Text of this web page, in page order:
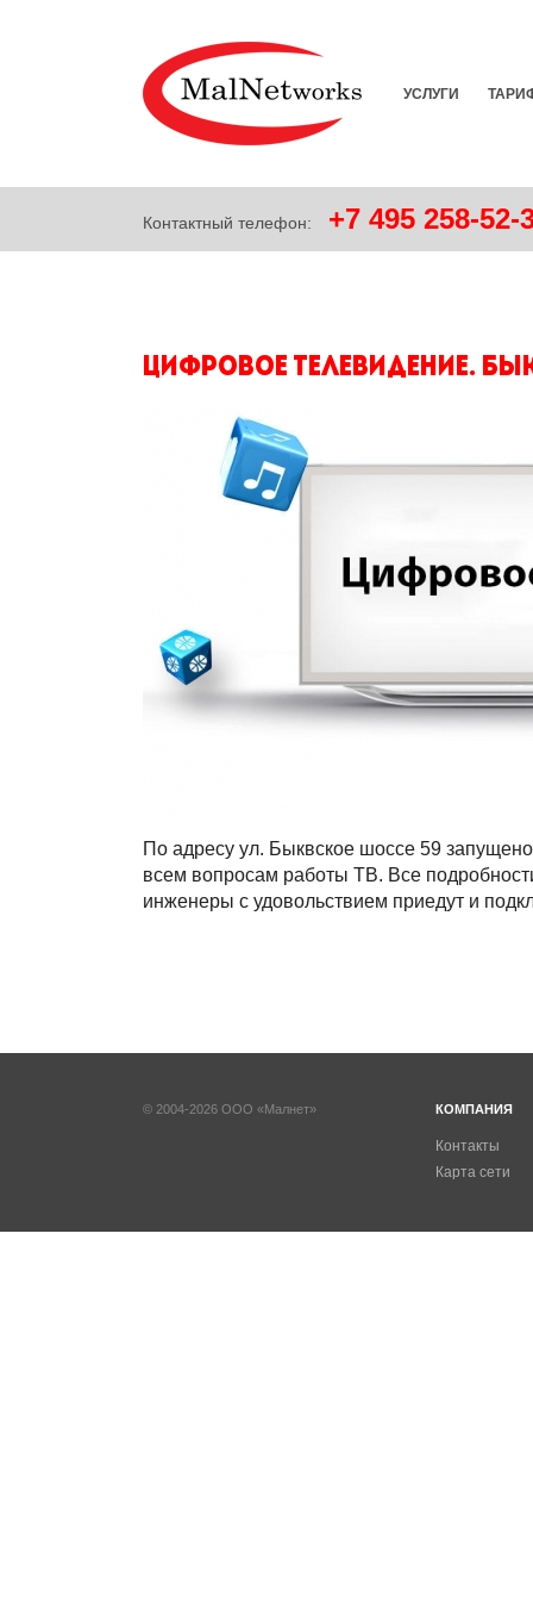
УСЛУГИ
Контактный телефон: +7 495 258-52-
Цифровое телевидение.
По адресу ул. Быквское шоссе 59
всем вопросам работы ТВ. Все
инженеры с удовольствием приедут и
© 2004-2026 ООО «Малнет» КОМПАНИЯ
Контакты
Карта сети